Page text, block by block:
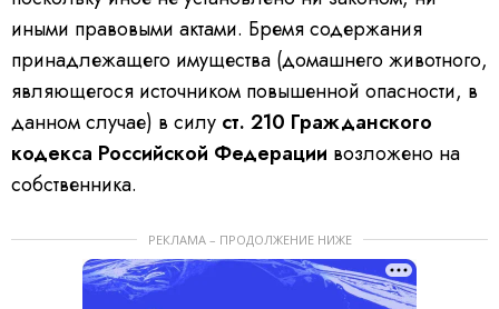
иными правовыми актами. Бремя содержания
принадлежащего имущества (домашнего животного,
являющегося источником повышенной опасности, в
данном случае) в силу ст. 210 Гражданского
кодекса Российской Федерации возложено на
собственника.
РЕКЛАМА – ПРОДОЛЖЕНИЕ НИЖЕ